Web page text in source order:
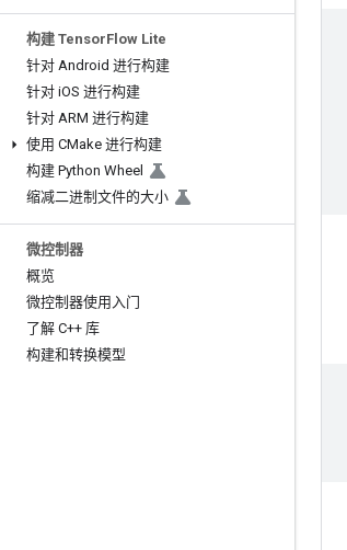
构建 TensorFlow Lite
针对 Android 进行构建
针对 iOS 进行构建
针对 ARM 进行构建
使用 CMake 进行构建
构建 Python Wheel
缩减二进制文件的大小
微控制器
概览
微控制器使用入门
了解 C++ 库
构建和转换模型